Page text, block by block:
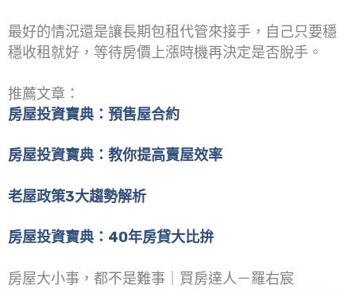
最好的情況還是讓長期包租代管來接手，自己只要穩
穩收租就好，等待房價上漲時機再決定是否脫手。
推薦文章：
房屋投資寶典：預售屋合約
房屋投資寶典：教你提高賣屋效率
老屋政策3大趨勢解析
房屋投資寶典：40年房貸大比拚
房屋大小事，都不是難事｜買房達人－羅右宸